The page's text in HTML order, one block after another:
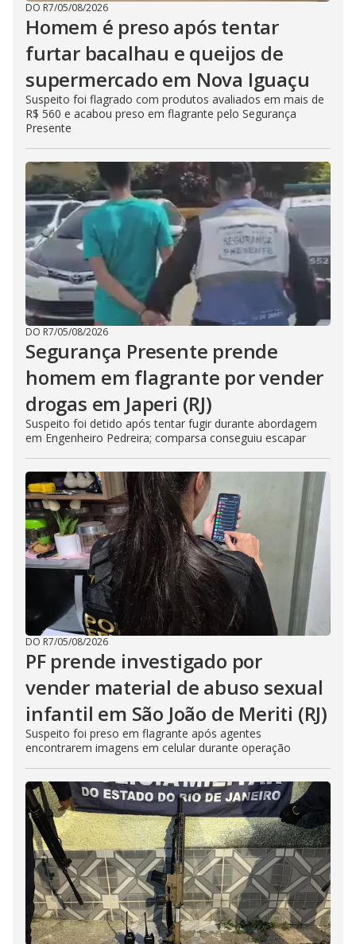
DO R7/05/08/2026
Homem é preso após tentar
furtar bacalhau e queijos de
supermercado em Nova Iguaçu
Suspeito foi flagrado com produtos avaliados em mais de
R$ 560 e acabou preso em flagrante pelo Segurança
Presente
DO R7/05/08/2026
Segurança Presente prende
homem em flagrante por vender
drogas em Japeri (RJ)
Suspeito foi detido após tentar fugir durante abordagem
em Engenheiro Pedreira; comparsa conseguiu escapar
DO R7/05/08/2026
PF prende investigado por
vender material de abuso sexual
infantil em São João de Meriti (RJ)
Suspeito foi preso em flagrante após agentes
encontrarem imagens em celular durante operação